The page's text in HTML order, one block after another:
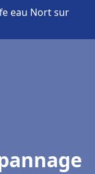
eau Nort sur